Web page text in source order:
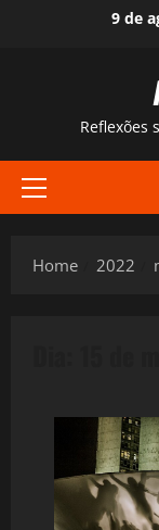
9 de
Reflexões
Primary
Home 2022